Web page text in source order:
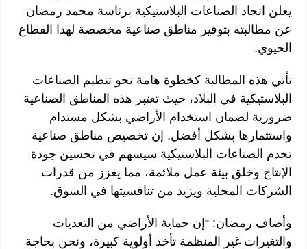
يعلن اتحاد الصناعات البلاستيكية برئاسة محمد رمضان
عن مطالبته بتوفير مناطق صناعية مخصصة لهذا القطاع
الحيوي.
تأتي هذه المطالبة كخطوة هامة نحو تنظيم الصناعات
البلاستيكية في البلاد، حيث تعتبر هذه المناطق الصناعية
ضرورية لضمان استخدام الأراضي بشكل مستدام
واستثمارها بشكل أفضل. إن تخصيص مناطق صناعية
تخدم الصناعات البلاستيكية سيسهم في تحسين جودة
الإنتاج وخلق بيئة عمل ملائمة، مما يعزز من قدرات
الشركات المحلية ويزيد من تنافسيتها في السوق.
وأضاف رمضان: “إن حماية الأراضي من التعديات
والتغيرات غير المنظمة تأخذ أولوية كبيرة، ونحن بحاجة